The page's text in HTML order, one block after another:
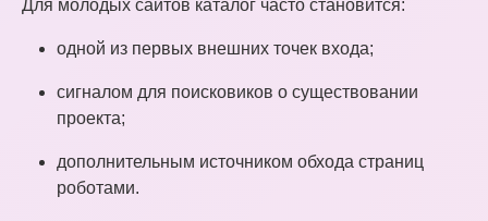
Для молодых сайтов каталог часто становится:
одной из первых внешних точек входа;
сигналом для поисковиков о существовании
проекта;
дополнительным источником обхода страниц
роботами.